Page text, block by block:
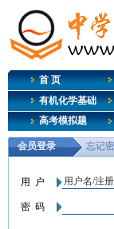
首 页
有机化学基础
高考模拟题